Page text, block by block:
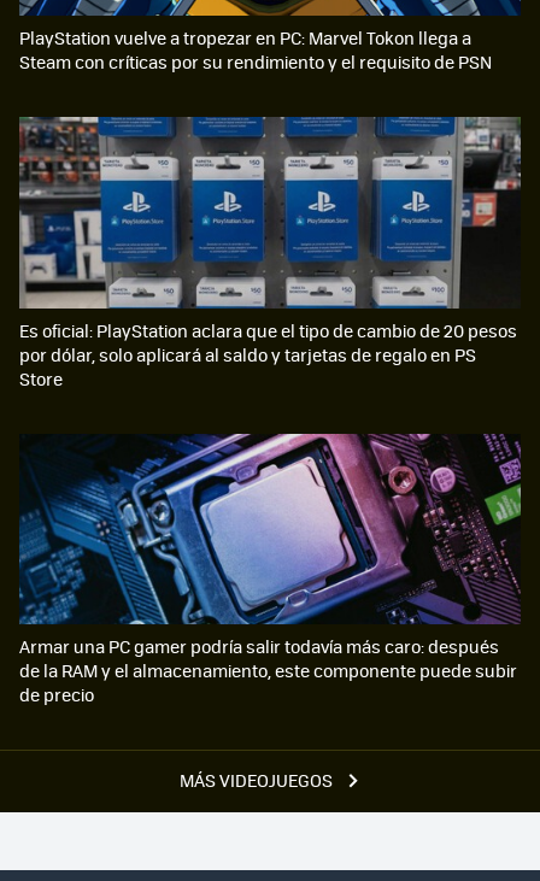
MÁS VIDEOJUEGOS
PlayStation vuelve a tropezar en PC: Marvel Tokon llega a
Steam con críticas por su rendimiento y el requisito de PSN
Es oficial: PlayStation aclara que el tipo de cambio de 20 pesos
por dólar, solo aplicará al saldo y tarjetas de regalo en PS
Store
Armar una PC gamer podría salir todavía más caro: después
de la RAM y el almacenamiento, este componente puede subir
de precio